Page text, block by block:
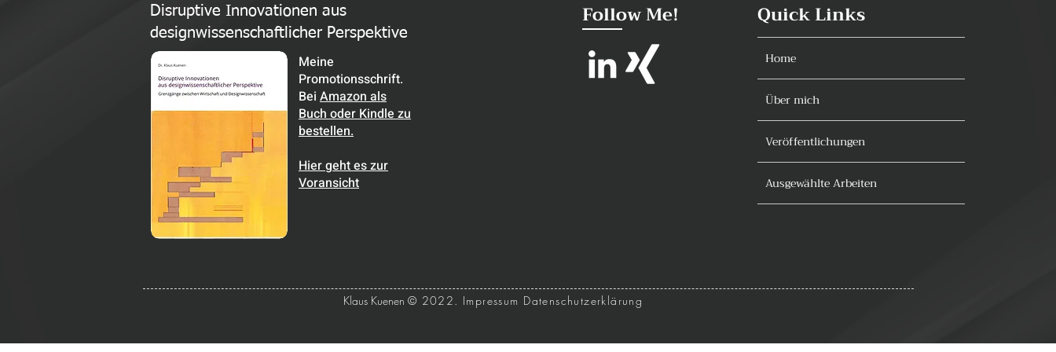
Disruptive Innovationen aus
designwissenschaftlicher Perspektive
Meine
Promotionsschrift.
Bei Amazon als
Buch oder Kindle zu
bestellen.
Hier geht es zur
Voransicht
Follow Me! Quick Links
Home
Über mich
Veröffentlichungen
Ausgewählte Arbeiten
Klaus Kuenen © 2022. Impressum Datenschutzerklärung